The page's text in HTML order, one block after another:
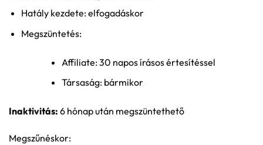
Hatály kezdete: elfogadáskor
Megszüntetés:
Affiliate: 30 napos írásos értesítéssel
Társaság: bármikor
Inaktivitás: 6 hónap után megszüntethető
Megszűnéskor: